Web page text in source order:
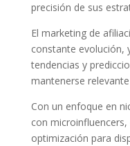
precisión de sus
El marketing de
constante evolución,
tendencias y
mantenerse
Con un enfoque en
con
optimización para